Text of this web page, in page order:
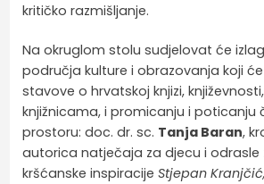
kritičko razmišljanje.
Na okruglom stolu sudjelovat će
područja kulture i obrazovanja koji
stavove o hrvatskoj knjizi,
knjižnicama, i promicanju i poticanju
prostoru: doc. dr. sc. Tanja Baran,
autorica natječaja za djecu i odrasle
kršćanske inspiracijeStjepan Kranjčić,